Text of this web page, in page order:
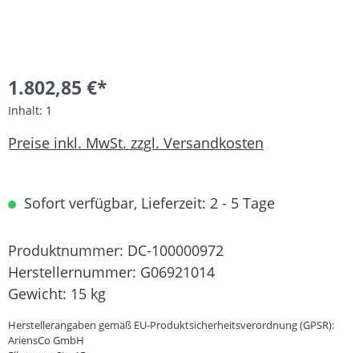
1.802,85 €*
Inhalt: 1
Preise inkl. MwSt. zzgl. Versandkosten
Sofort verfügbar, Lieferzeit: 2 - 5 Tage
Produktnummer: DC-100000972
Herstellernummer: G06921014
Gewicht: 15 kg
Herstellerangaben gemäß EU-Produktsicherheitsverordnung (GPSR):
AriensCo GmbH